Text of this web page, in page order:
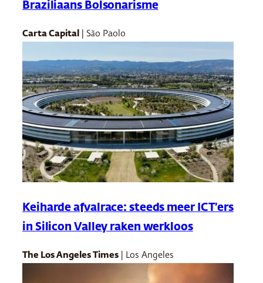
Braziliaans Bolsonarisme
Carta Capital | São Paolo
Keiharde afvalrace: steeds meer ICT’ers
in Silicon Valley raken werkloos
The Los Angeles Times | Los Angeles